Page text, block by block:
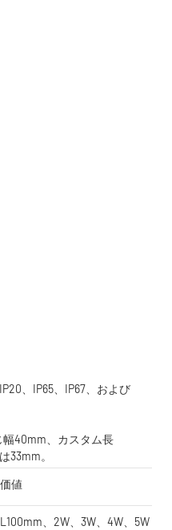
、IP65、IP67、および
幅40mm、カスタム長
価値
L100mm、2W、3W、4W、5W